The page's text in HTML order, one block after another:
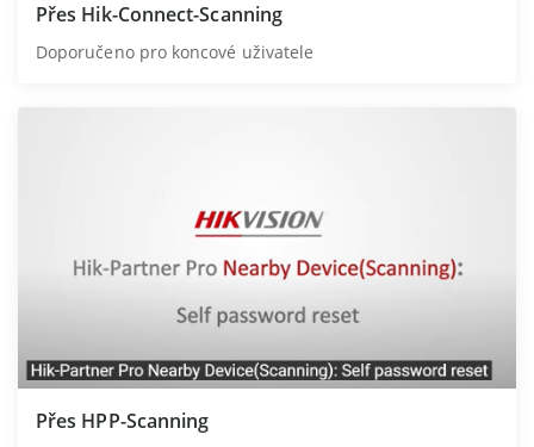
Přes Hik-Connect-Scanning
Doporučeno pro koncové uživatele
Přes HPP-Scanning